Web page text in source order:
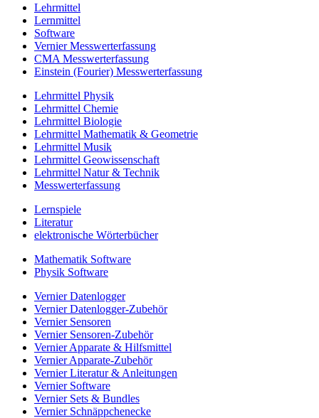
Lehrmittel
Lernmittel
Software
Vernier Messwerterfassung
CMA Messwerterfassung
Einstein (Fourier) Messwerterfassung
Lehrmittel Physik
Lehrmittel Chemie
Lehrmittel Biologie
Lehrmittel Mathematik & Geometrie
Lehrmittel Musik
Lehrmittel Geowissenschaft
Lehrmittel Natur & Technik
Messwerterfassung
Lernspiele
Literatur
elektronische Wörterbücher
Mathematik Software
Physik Software
Vernier Datenlogger
Vernier Datenlogger-Zubehör
Vernier Sensoren
Vernier Sensoren-Zubehör
Vernier Apparate & Hilfsmittel
Vernier Apparate-Zubehör
Vernier Literatur & Anleitungen
Vernier Software
Vernier Sets & Bundles
Vernier Schnäppchenecke